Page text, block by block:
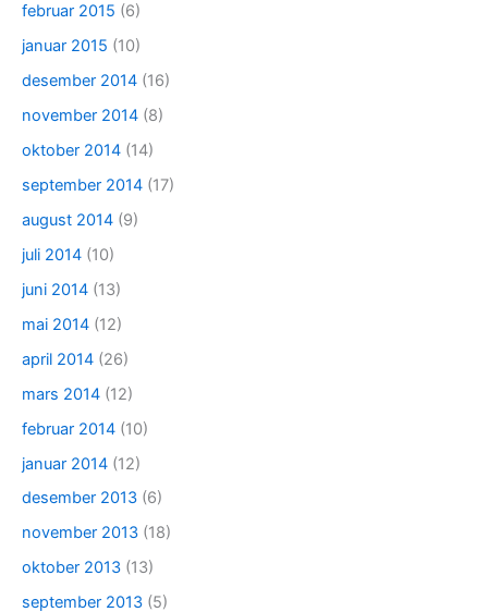
februar 2015 (6)
januar 2015 (10)
desember 2014 (16)
november 2014 (8)
oktober 2014 (14)
september 2014 (17)
august 2014 (9)
juli 2014 (10)
juni 2014 (13)
mai 2014 (12)
april 2014 (26)
mars 2014 (12)
februar 2014 (10)
januar 2014 (12)
desember 2013 (6)
november 2013 (18)
oktober 2013 (13)
september 2013 (5)